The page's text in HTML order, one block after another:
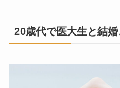
20歳代で医大生と結